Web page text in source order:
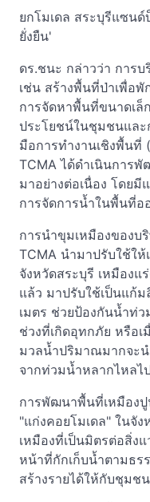
ยกโมเดล สระบุรีแซน
ยั่งยืน'
ดร.ชนะ กล่าวว่า การ
เช่น สร้างพื้นที่ป่าเพื่อ
การจัดหาพื้นที่ขนาดเล็
ประโยชน์ในชุมชนและ
มือการทำงานเชิงพื้นที่
TCMA ได้ดำเนินการ
มาอย่างต่อเนื่อง โดย
การจัดการน้ำในพื้นที่อ
การนำขุมเหมืองของบ
TCMA นำมาปรับใช้ใ
จังหวัดสระบุรี เหมือง
แล้ว มาปรับใช้เป็นแก้
เมตร ช่วยป้องกันน้ำท่
ช่วงที่เกิดอุทกภัย หรือ
มวลน้ำปริมาณมากจะน
จากท่วมน้ำหลากไหลไ
การพัฒนาพื้นที่เหมืองปู
"แก่งคอยโมเดล" ในจั
เหมืองที่เป็นมิตรต่อสิ่ง
หน้าที่กักเก็บน้ำตามธร
สร้างรายได้ให้กับชุมชน